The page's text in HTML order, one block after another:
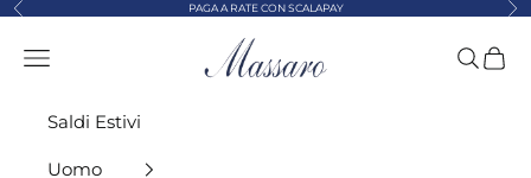
Vai al contenuto
Precedente PAGA A RATE CON SCALAPAY
MASSARO ABBIGLIAMENTO
Menù Cerca
Saldi Estivi
Uomo